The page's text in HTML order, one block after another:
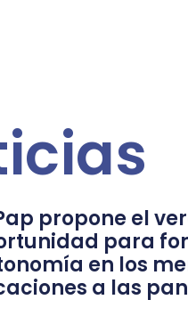
propone el
para
en los
a las